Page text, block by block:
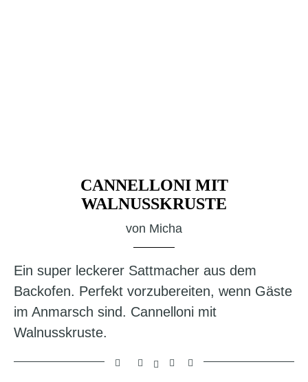
CANNELLONI MIT
WALNUSSKRUSTE
von Micha
Ein super leckerer Sattmacher aus dem
Backofen. Perfekt vorzubereiten, wenn Gäste
im Anmarsch sind. Cannelloni mit
Walnusskruste.